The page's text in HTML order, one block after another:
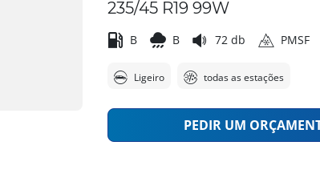
235/45 R19 99W
B B 72 db PMSF
Ligeiro todas as estações
PEDIR UM